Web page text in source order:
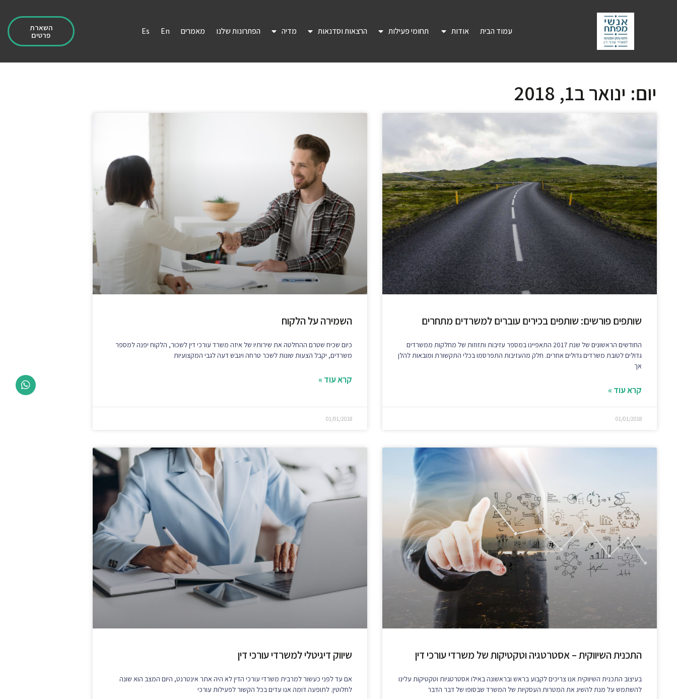
עמוד הבית אודות תחומי פעילות הרצאות וסדנאות מדיה הפתרונות שלנו מאמרים En
Es השארת
פרטים
יום: ינואר ב1, 2018
שותפים פורשים: שותפים בכירים עוברים למשרדים מתחרים
החודשים הראשונים של שנת 2017 התאפיינו במספר עזיבות ותזוזות של מחלקות ממשרדים
גדולים לטובת משרדים גדולים אחרים. חלק מהעזיבות התפרסמו בכלי התקשורת ומובאות להלן
אך
קרא עוד »
01/01/2018
השמירה על הלקוח
כיום שכיח שטרם ההחלטה את שירותיו של איזה משרד עורכי דין לשכור, הלקוח יפנה למספר
משרדים, יקבל הצעות שונות לשכר טרחה ויגבש דעה לגבי המקצועיות
קרא עוד »
01/01/2018
התכנית השיווקית – אסטרטגיה וטקטיקות של משרדי עורכי דין
בעיצוב התכנית השיווקית אנו צריכים לקבוע בראש ובראשונה באילו אסטרטגיות וטקטיקות עלינו
להשתמש על מנת להשיג את המטרות העסקיות של המשרד שבסופו של דבר הדבר
שיווק דיגיטלי למשרדי עורכי דין
אם עד לפני כעשור למרבית משרדי עורכי הדין לא היה אתר אינטרנט, היום המצב הוא שונה
לחלוטין. לתופעה דומה אנו עדים בכל הקשור לפעילות עורכי